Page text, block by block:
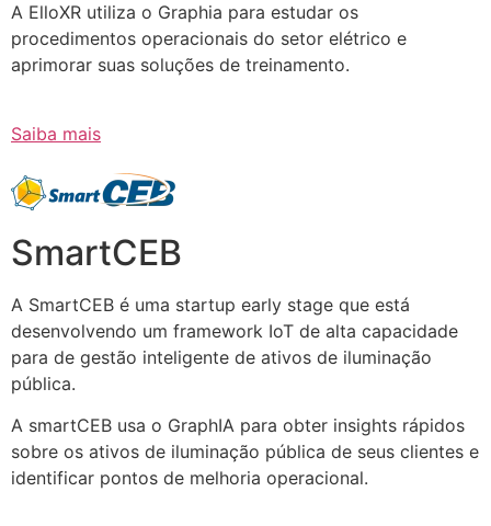
A ElloXR utiliza o Graphia para estudar os
procedimentos operacionais do setor elétrico e
aprimorar suas soluções de treinamento.
Saiba mais
SmartCEB
A SmartCEB é uma startup early stage que está
desenvolvendo um framework IoT de alta capacidade
para de gestão inteligente de ativos de iluminação
pública.
A smartCEB usa o GraphIA para obter insights rápidos
sobre os ativos de iluminação pública de seus clientes e
identificar pontos de melhoria operacional.